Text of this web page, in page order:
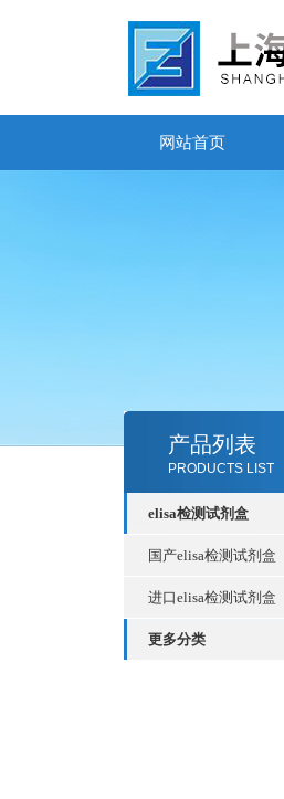
网站首页
产品列表
PRODUCTS LIST
elisa检测试剂盒
国产elisa检测试剂盒
进口elisa检测试剂盒
更多分类